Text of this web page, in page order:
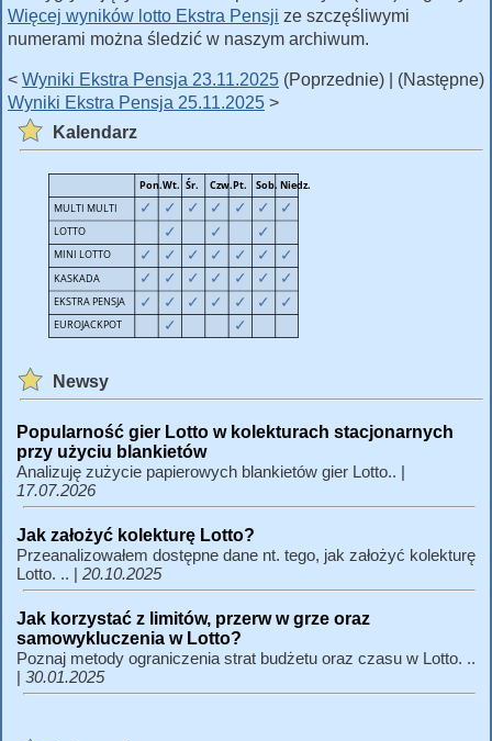
Więcej wyników lotto Ekstra Pensji ze szczęśliwymi
numerami można śledzić w naszym archiwum.
< Wyniki Ekstra Pensja 23.11.2025 (Poprzednie) | (Następne)
Wyniki Ekstra Pensja 25.11.2025 >
Kalendarz
Newsy
Popularność gier Lotto w kolekturach stacjonarnych
przy użyciu blankietów
Analizuję zużycie papierowych blankietów gier Lotto.. |
17.07.2026
Jak założyć kolekturę Lotto?
Przeanalizowałem dostępne dane nt. tego, jak założyć kolekturę
Lotto. .. | 20.10.2025
Jak korzystać z limitów, przerw w grze oraz
samowykluczenia w Lotto?
Poznaj metody ograniczenia strat budżetu oraz czasu w Lotto. ..
| 30.01.2025